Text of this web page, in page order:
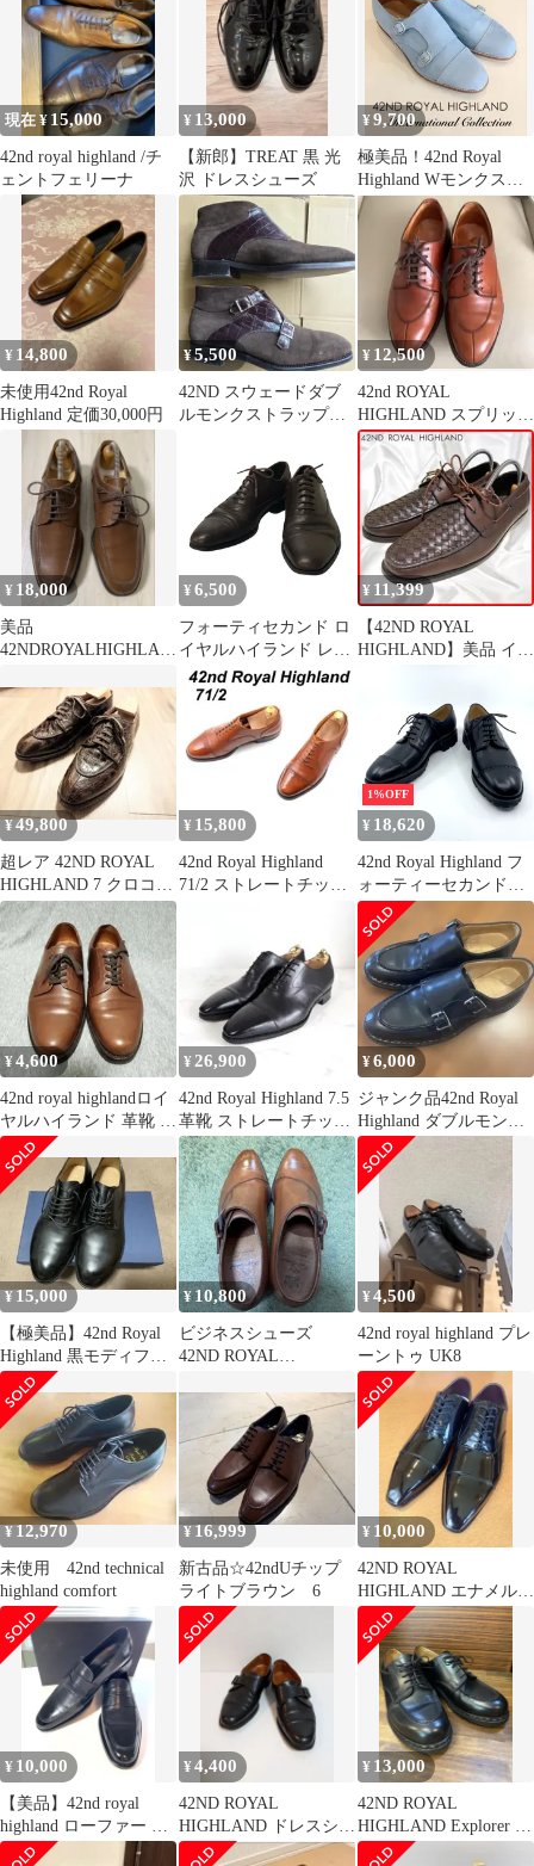
現在 ¥ 15,000
42nd royal highland /チ
ェントフェリーナ
¥ 13,000
【新郎】TREAT 黒 光
沢 ドレスシューズ
¥9,700
極美品！42nd Royal
Highland Wモンクスト
ラップレザーシューズ
¥ 14,800
未使用42nd Royal
Highland 定価30,000円
¥5,500
42ND スウェードダブ
ルモンクストラップブ
¥ 12,500
42nd ROYAL
HIGHLAND スプリット
トゥダービー
¥ 18,000
美品
42NDROYALHIGHLAN
ドロイヤルハイランド
¥ 6,500
フォーティセカンド ロ
イヤルハイランド レザ
ーシューズ【AFC40】
¥ 11,399
【42ND ROYAL
HIGHLAND】美品 イン
¥49,800
超レア 42ND ROYAL
HIGHLAND 7 クロコダ
イル Uチップ
¥ 15,800
42nd Royal Highland
71/2 ストレートチップ
1%OFF
¥ 18,620
42nd Royal Highland フ
ォーティーセカンドロ
イヤルハイランド ス
トレートチップ ドレス
シューズ ローファ
ー ブラック 黒 レ
ザー 7 メンズ
¥4,600
42nd royal highlandロイ
ヤルハイランド 革靴 ビ
ジネスシューズ
¥ 26,900
42nd Royal Highland 7.5
革靴 ストレートチップ
本革 黒
¥6,000
ジャンク品42nd Royal
Highland ダブルモン
ク ネイビー
¥15,000
【極美品】42nd Royal
Highland 黒モディファ
イド風41使用1回
¥ 10,800
ビジネスシューズ
42ND ROYAL
¥4,500
42nd royal highland プレ
ーントゥ UK8
¥12,970
未使用 42nd technical
highland comfort
¥16,999
新古品☆42ndUチップ
ライトブラウン 6
¥ 10,000
42ND ROYAL
HIGHLAND エナメル
ストレートチップ ブラ
ック 8
¥ 10,000
【美品】42nd royal
highland ローファー サ
イズ:7 1/2
¥4,400
42ND ROYAL
HIGHLAND ドレスシュ
ーズ 8 1/2 黒ブラック
¥ 13,000
42ND ROYAL
HIGHLAND Explorer サ
イズ41 Uチップ